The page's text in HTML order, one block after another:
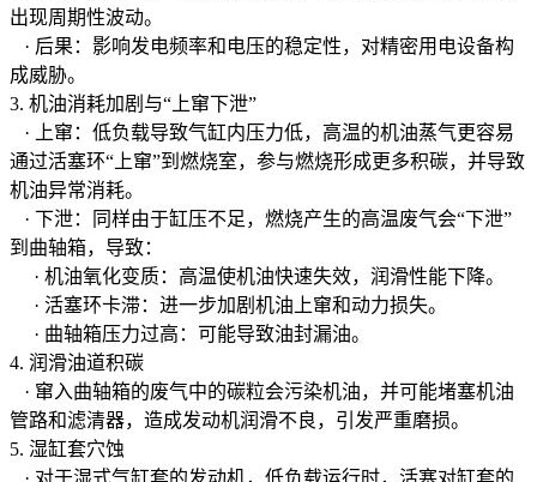
出现周期性波动。
· 后果：影响发电频率和电压的稳定性，对精密用电设备构
成威胁。
3. 机油消耗加剧与“上窜下泄”
· 上窜：低负载导致气缸内压力低，高温的机油蒸气更容易
通过活塞环“上窜”到燃烧室，参与燃烧形成更多积碳，并导致
机油异常消耗。
· 下泄：同样由于缸压不足，燃烧产生的高温废气会“下泄”
到曲轴箱，导致：
· 机油氧化变质：高温使机油快速失效，润滑性能下降。
· 活塞环卡滞：进一步加剧机油上窜和动力损失。
· 曲轴箱压力过高：可能导致油封漏油。
4. 润滑油道积碳
· 窜入曲轴箱的废气中的碳粒会污染机油，并可能堵塞机油
管路和滤清器，造成发动机润滑不良，引发严重磨损。
5. 湿缸套穴蚀
· 对于湿式气缸套的发动机，低负载运行时，活塞对缸套的